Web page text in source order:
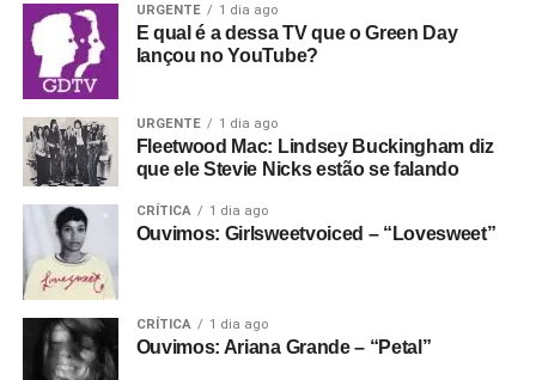
URGENTE 1 dia ago
E qual é a dessa TV que o Green Day
lançou no YouTube?
URGENTE 1 dia ago
Fleetwood Mac: Lindsey Buckingham diz
que ele Stevie Nicks estão se falando
CRÍTICA 1 dia ago
Ouvimos: Girlsweetvoiced – “Lovesweet”
CRÍTICA 1 dia ago
Ouvimos: Ariana Grande – “Petal”